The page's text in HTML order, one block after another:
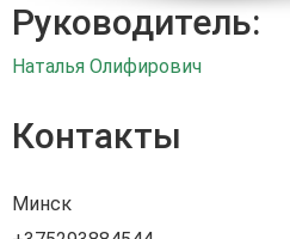
Руководитель:
Наталья Олифирович
Контакты
Минск